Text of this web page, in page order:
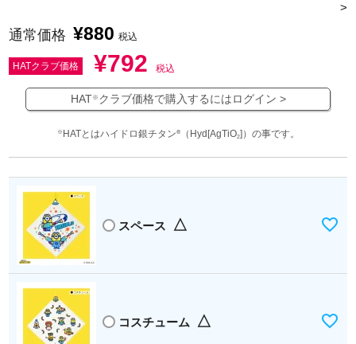
>
通常価格 ¥880 税込
HATクラブ価格 ¥792 税込
HAT※ クラブ価格で購入するにはログイン >
※ HATとはハイドロ銀チタン®（Hyd[AgTiO2]）の事です。
スペース △
コスチューム △